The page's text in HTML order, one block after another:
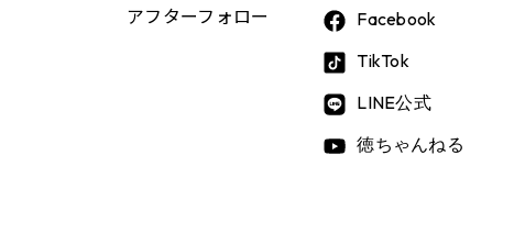
アフターフォロー
Facebook
TikTok
LINE公式
徳ちゃんねる